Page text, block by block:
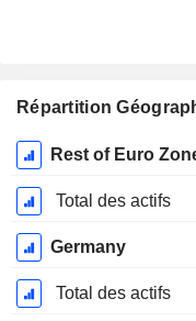
Répartition
Période
Fiscale:
Décembre
Rest of Euro
Total des actifs
Germany
Total des actifs